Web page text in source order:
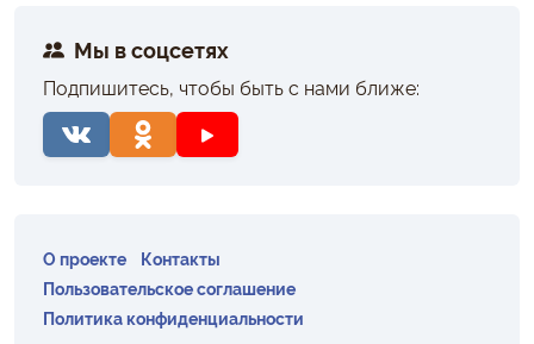
Мы в соцсетях
Подпишитесь, чтобы быть с нами ближе:
О проекте
Контакты
Пользовательское соглашение
Политика конфиденциальности